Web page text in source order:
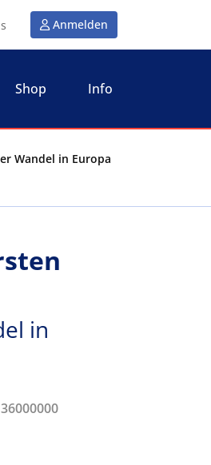
Anmelden
Shop Info
Wandel in Europa
in